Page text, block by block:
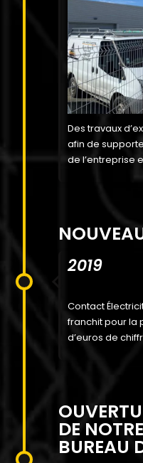
Des travaux
afin de
de l’entreprise
2019
Contact
franchit pour la
d’euros de
DE NOTRE
BUREAU